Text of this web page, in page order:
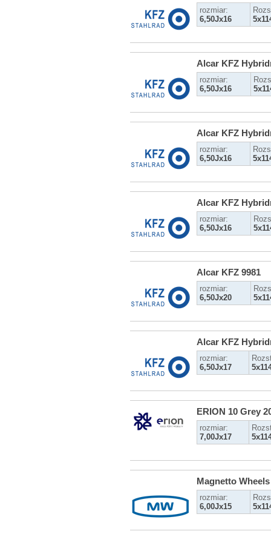
rozmiar:
6,50Jx16
Alcar KFZ
rozmiar:
6,50Jx16
Alcar KFZ
rozmiar:
6,50Jx16
Alcar KFZ
rozmiar:
6,50Jx16
Alcar KFZ 9981
rozmiar:
6,50Jx20
Alcar KFZ
rozmiar:
6,50Jx17
ERION 10 Grey
rozmiar:
7,00Jx17
Magnetto
rozmiar:
6,00Jx15